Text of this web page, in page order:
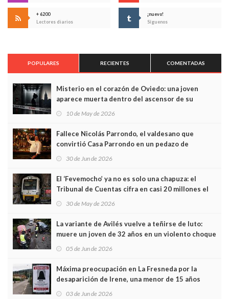
+ 6200
Lectores diarios
¡nuevo!
Síguenos
POPULARES RECIENTES COMENTADAS
Misterio en el corazón de Oviedo: una joven
aparece muerta dentro del ascensor de su
edificio y las cámaras captan sus últimos minutos
10 de May de 2026
Fallece Nicolás Parrondo, el valdesano que
convirtió Casa Parrondo en un pedazo de
Asturias en Madrid
30 de Jun de 2026
El ‘Fevemocho’ ya no es solo una chapuza: el
Tribunal de Cuentas cifra en casi 20 millones el
sobrecoste de los trenes que no cabían por los
30 de May de 2026
La variante de Avilés vuelve a teñirse de luto:
muere un joven de 32 años en un violento choque
frontal
05 de Jun de 2026
Máxima preocupación en La Fresneda por la
desaparición de Irene, una menor de 15 años
03 de Jun de 2026